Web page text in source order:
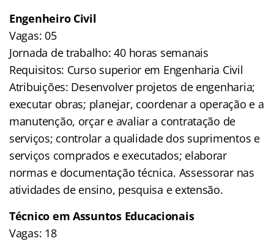
Engenheiro Civil
Vagas: 05
Jornada de trabalho: 40 horas semanais
Requisitos: Curso superior em Engenharia Civil
Atribuições: Desenvolver projetos de engenharia;
executar obras; planejar, coordenar a operação e a
manutenção, orçar e avaliar a contratação de
serviços; controlar a qualidade dos suprimentos e
serviços comprados e executados; elaborar
normas e documentação técnica. Assessorar nas
atividades de ensino, pesquisa e extensão.
Técnico em Assuntos Educacionais
Vagas: 18